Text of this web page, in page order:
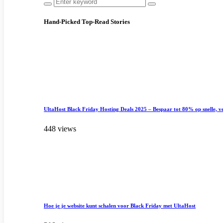
Hand-Picked Top-Read Stories
UltaHost Black Friday Hosting Deals 2025 – Bespaar tot 80% op snelle,
448 views
Hoe je je website kunt schalen voor Black Friday met UltaHost